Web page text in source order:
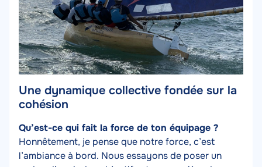
Une dynamique collective fondée sur la
cohésion
Texte
Qu’est-ce qui fait la force de ton équipage ?
Honnêtement, je pense que notre force, c’est
l’ambiance à bord. Nous essayons de poser un